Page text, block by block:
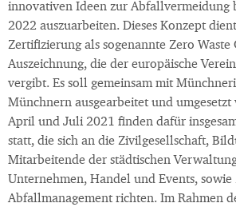
innovativen Ideen zur Abfallvermeidung
2022 auszuarbeiten. Dieses Konzept
Zertifizierung als sogenannte Zero Waste
Auszeichnung, die der europäische
vergibt. Es soll gemeinsam mit
Münchnern ausgearbeitet und umgesetzt
April und Juli 2021 finden dafür
statt, die sich an die Zivilgesellschaft,
Mitarbeitende der städtischen
Unternehmen, Handel und Events, sowie
Abfallmanagement richten. Im Rahmen